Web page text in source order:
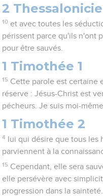
2
10 et avec toutes les
périssent parce qu'ils n'ont
pour être sauvés.
1 Timothée 1
15 Cette parole est certaine
réserve : Jésus-Christ est
pécheurs. Je suis moi-
1 Timothée 2
4
lui qui désire que tous les
parviennent à la
15 Cependant, elle sera
elle persévère avec
progression dans la sainteté.